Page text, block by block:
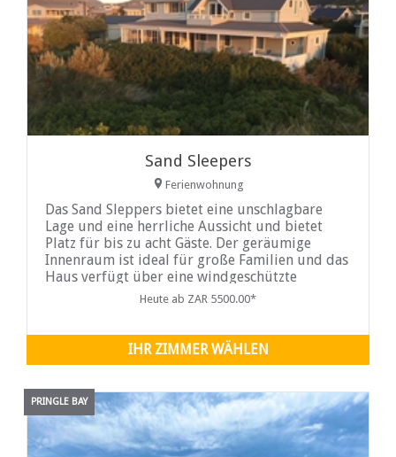
Sand Sleepers
Ferienwohnung
Das Sand Sleppers bietet eine unschlagbare
Lage und eine herrliche Aussicht und bietet
Platz für bis zu acht Gäste. Der geräumige
Innenraum ist ideal für große Familien und das
Haus verfügt über eine windgeschützte
Terrasse für sommerliche Unterhaltung und
Heute ab ZAR 5500.00*
IHR ZIMMER WÄHLEN
PRINGLE BAY